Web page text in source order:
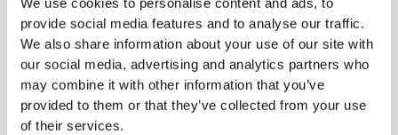
We use cookies to personalise content and ads, to
provide social media features and to analyse our traffic.
We also share information about your use of our site with
our social media, advertising and analytics partners who
may combine it with other information that you’ve
provided to them or that they’ve collected from your use
of their services.
Tork Afvalbak 50 Liter
Deksel voor Tork Image
Design Elevation Afvalbak
50 liter